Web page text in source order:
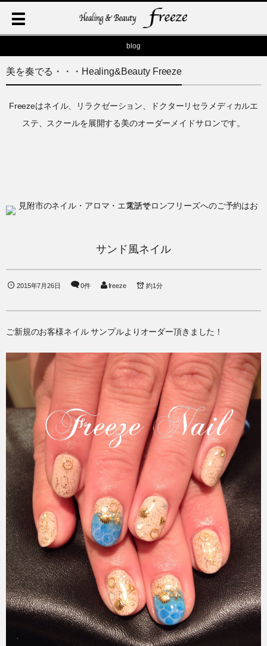
blog
美を奏でる・・・Healing&Beauty Freeze
Freezeはネイル、リラクゼーション、ドクターリセラメディカルエ
ステ、スクールを展開する美のオーダーメイドサロンです。
サンド風ネイル
2015年7月26日 0件 freeze 約1分
ご新規のお客様ネイル サンプルよりオーダー頂きました！